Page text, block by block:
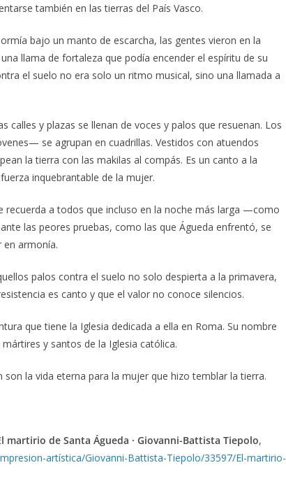
también en las tierras del País Vasco.
bajo un manto de escarcha, las gentes vieron en la
llama de fortaleza que podía encender el espíritu de su
el suelo no era solo un ritmo musical, sino una llamada a
calles y plazas se llenan de voces y palos que resuenan. Los
se agrupan en cuadrillas. Vestidos con atuendos
la tierra con las makilas al compás. Es un canto a la
inquebrantable de la mujer.
a todos que incluso en la noche más larga —como
las peores pruebas, como las que Águeda enfrentó, se
en armonía.
palos contra el suelo no solo despierta a la primavera,
es canto y que el valor no conoce silencios.
que tiene la Iglesia dedicada a ella en Roma. Su nombre
y santos de la Iglesia católica.
la vida eterna para la mujer que hizo temblar la tierra.
de Santa Águeda · Giovanni-Battista Tiepolo,
artística/Giovanni-Battista-Tiepolo/33597/El-martirio-